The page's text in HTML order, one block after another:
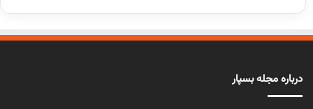
درباره مجله بسپار